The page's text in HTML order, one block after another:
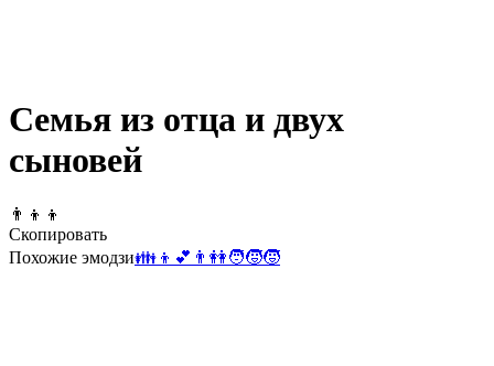
Семья из отца и двух
сыновей
👨‍👦‍👦
Скопировать
Похожие эмодзи👪 👦 💕 👨 👭🧑‍🧒‍🧒